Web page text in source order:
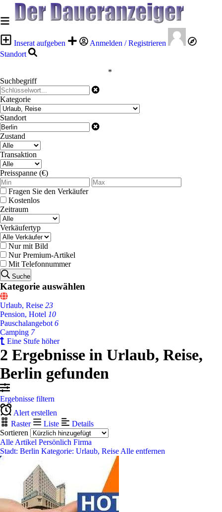
Inserat aufgeben
Anmelden / Registrieren
Standort
*
Suchbegriff
Kategorie
Standort
Zustand
Transaktion
Preisspanne (€)
Fragen Sie den Verkäufer
Kostenlos
Zeitraum
Verkäufertyp
Nur mit Bild
Nur Premium-Artikel
Mit Telefonnummer
Suche
Kategorie auswählen
Urlaub, Reise 23
Pension, Hotel 10
Pauschalangebot 6
Camping 7
Eine Stufe höher
2 Ergebnisse in Urlaub, Reise,
Berlin gefunden
Ergebnisse filtern
Alert erstellen
Raster
Liste
Details
Sortieren
Alle Artikel Persönlich Firma
Stadt: Berlin Kategorie: Urlaub, Reise Alle entfernen